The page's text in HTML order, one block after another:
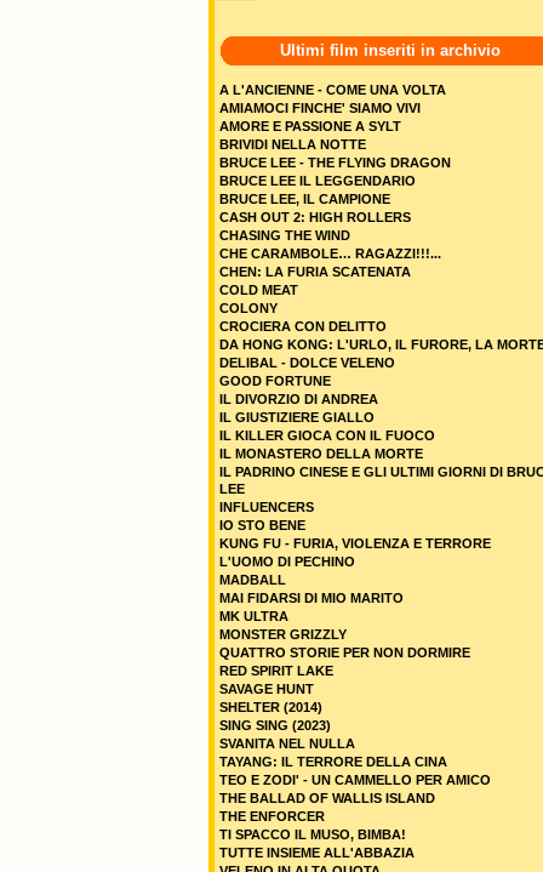
Ultimi film inseriti in archivio
A L'ANCIENNE - COME UNA VOLTA
AMIAMOCI FINCHE' SIAMO VIVI
AMORE E PASSIONE A SYLT
BRIVIDI NELLA NOTTE
BRUCE LEE - THE FLYING DRAGON
BRUCE LEE IL LEGGENDARIO
BRUCE LEE, IL CAMPIONE
CASH OUT 2: HIGH ROLLERS
CHASING THE WIND
CHE CARAMBOLE… RAGAZZI!!!...
CHEN: LA FURIA SCATENATA
COLD MEAT
COLONY
CROCIERA CON DELITTO
DA HONG KONG: L'URLO, IL FURORE, LA
DELIBAL - DOLCE VELENO
GOOD FORTUNE
IL DIVORZIO DI ANDREA
IL GIUSTIZIERE GIALLO
IL KILLER GIOCA CON IL FUOCO
IL MONASTERO DELLA MORTE
IL PADRINO CINESE E GLI ULTIMI GIORNI DI
LEE
INFLUENCERS
IO STO BENE
KUNG FU - FURIA, VIOLENZA E TERRORE
L'UOMO DI PECHINO
MADBALL
MAI FIDARSI DI MIO MARITO
MK ULTRA
MONSTER GRIZZLY
QUATTRO STORIE PER NON DORMIRE
RED SPIRIT LAKE
SAVAGE HUNT
SHELTER (2014)
SING SING (2023)
SVANITA NEL NULLA
TAYANG: IL TERRORE DELLA CINA
TEO E ZODI' - UN CAMMELLO PER AMICO
THE BALLAD OF WALLIS ISLAND
THE ENFORCER
TI SPACCO IL MUSO, BIMBA!
TUTTE INSIEME ALL'ABBAZIA